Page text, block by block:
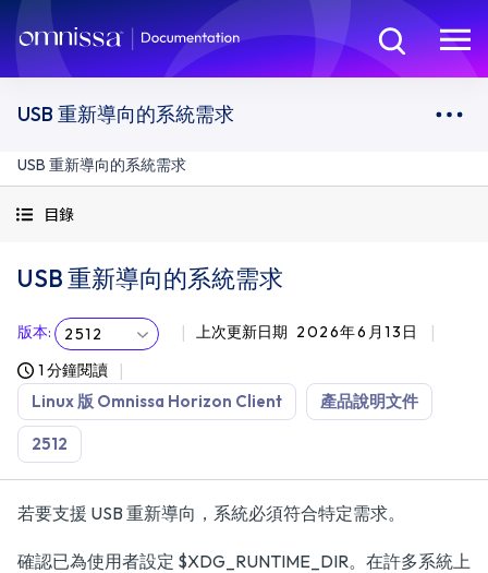
USB 重新導向的系統需求
USB 重新導向的系統需求
目錄
USB 重新導向的系統需求
版本: 2512 上次更新日期 2026年6月13日
1 分鐘閱讀
Linux 版 Omnissa Horizon Client 產品說明文件
2512
若要支援 USB 重新導向，系統必須符合特定需求。
確認已為使用者設定 $XDG_RUNTIME_DIR。在許多系統上